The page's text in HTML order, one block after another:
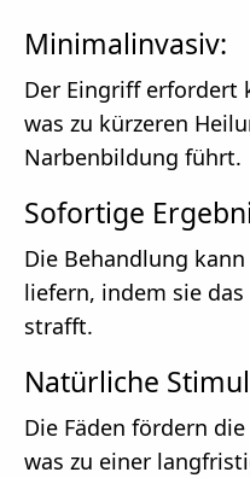
Minimalinvasiv:
Der Eingriff erfordert
was zu kürzeren
Narbenbildung führt.
Sofortige
Die Behandlung
liefern, indem sie
strafft.
Natürliche
Die Fäden fördern
was zu einer